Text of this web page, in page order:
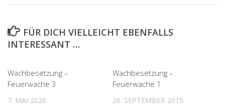
FÜR DICH VIELLEICHT EBENFALLS
INTERESSANT …
Wachbesetzung –
Feuerwache 3
7. MAI 2026
Wachbesetzung –
Feuerwache 1
26. SEPTEMBER 2015